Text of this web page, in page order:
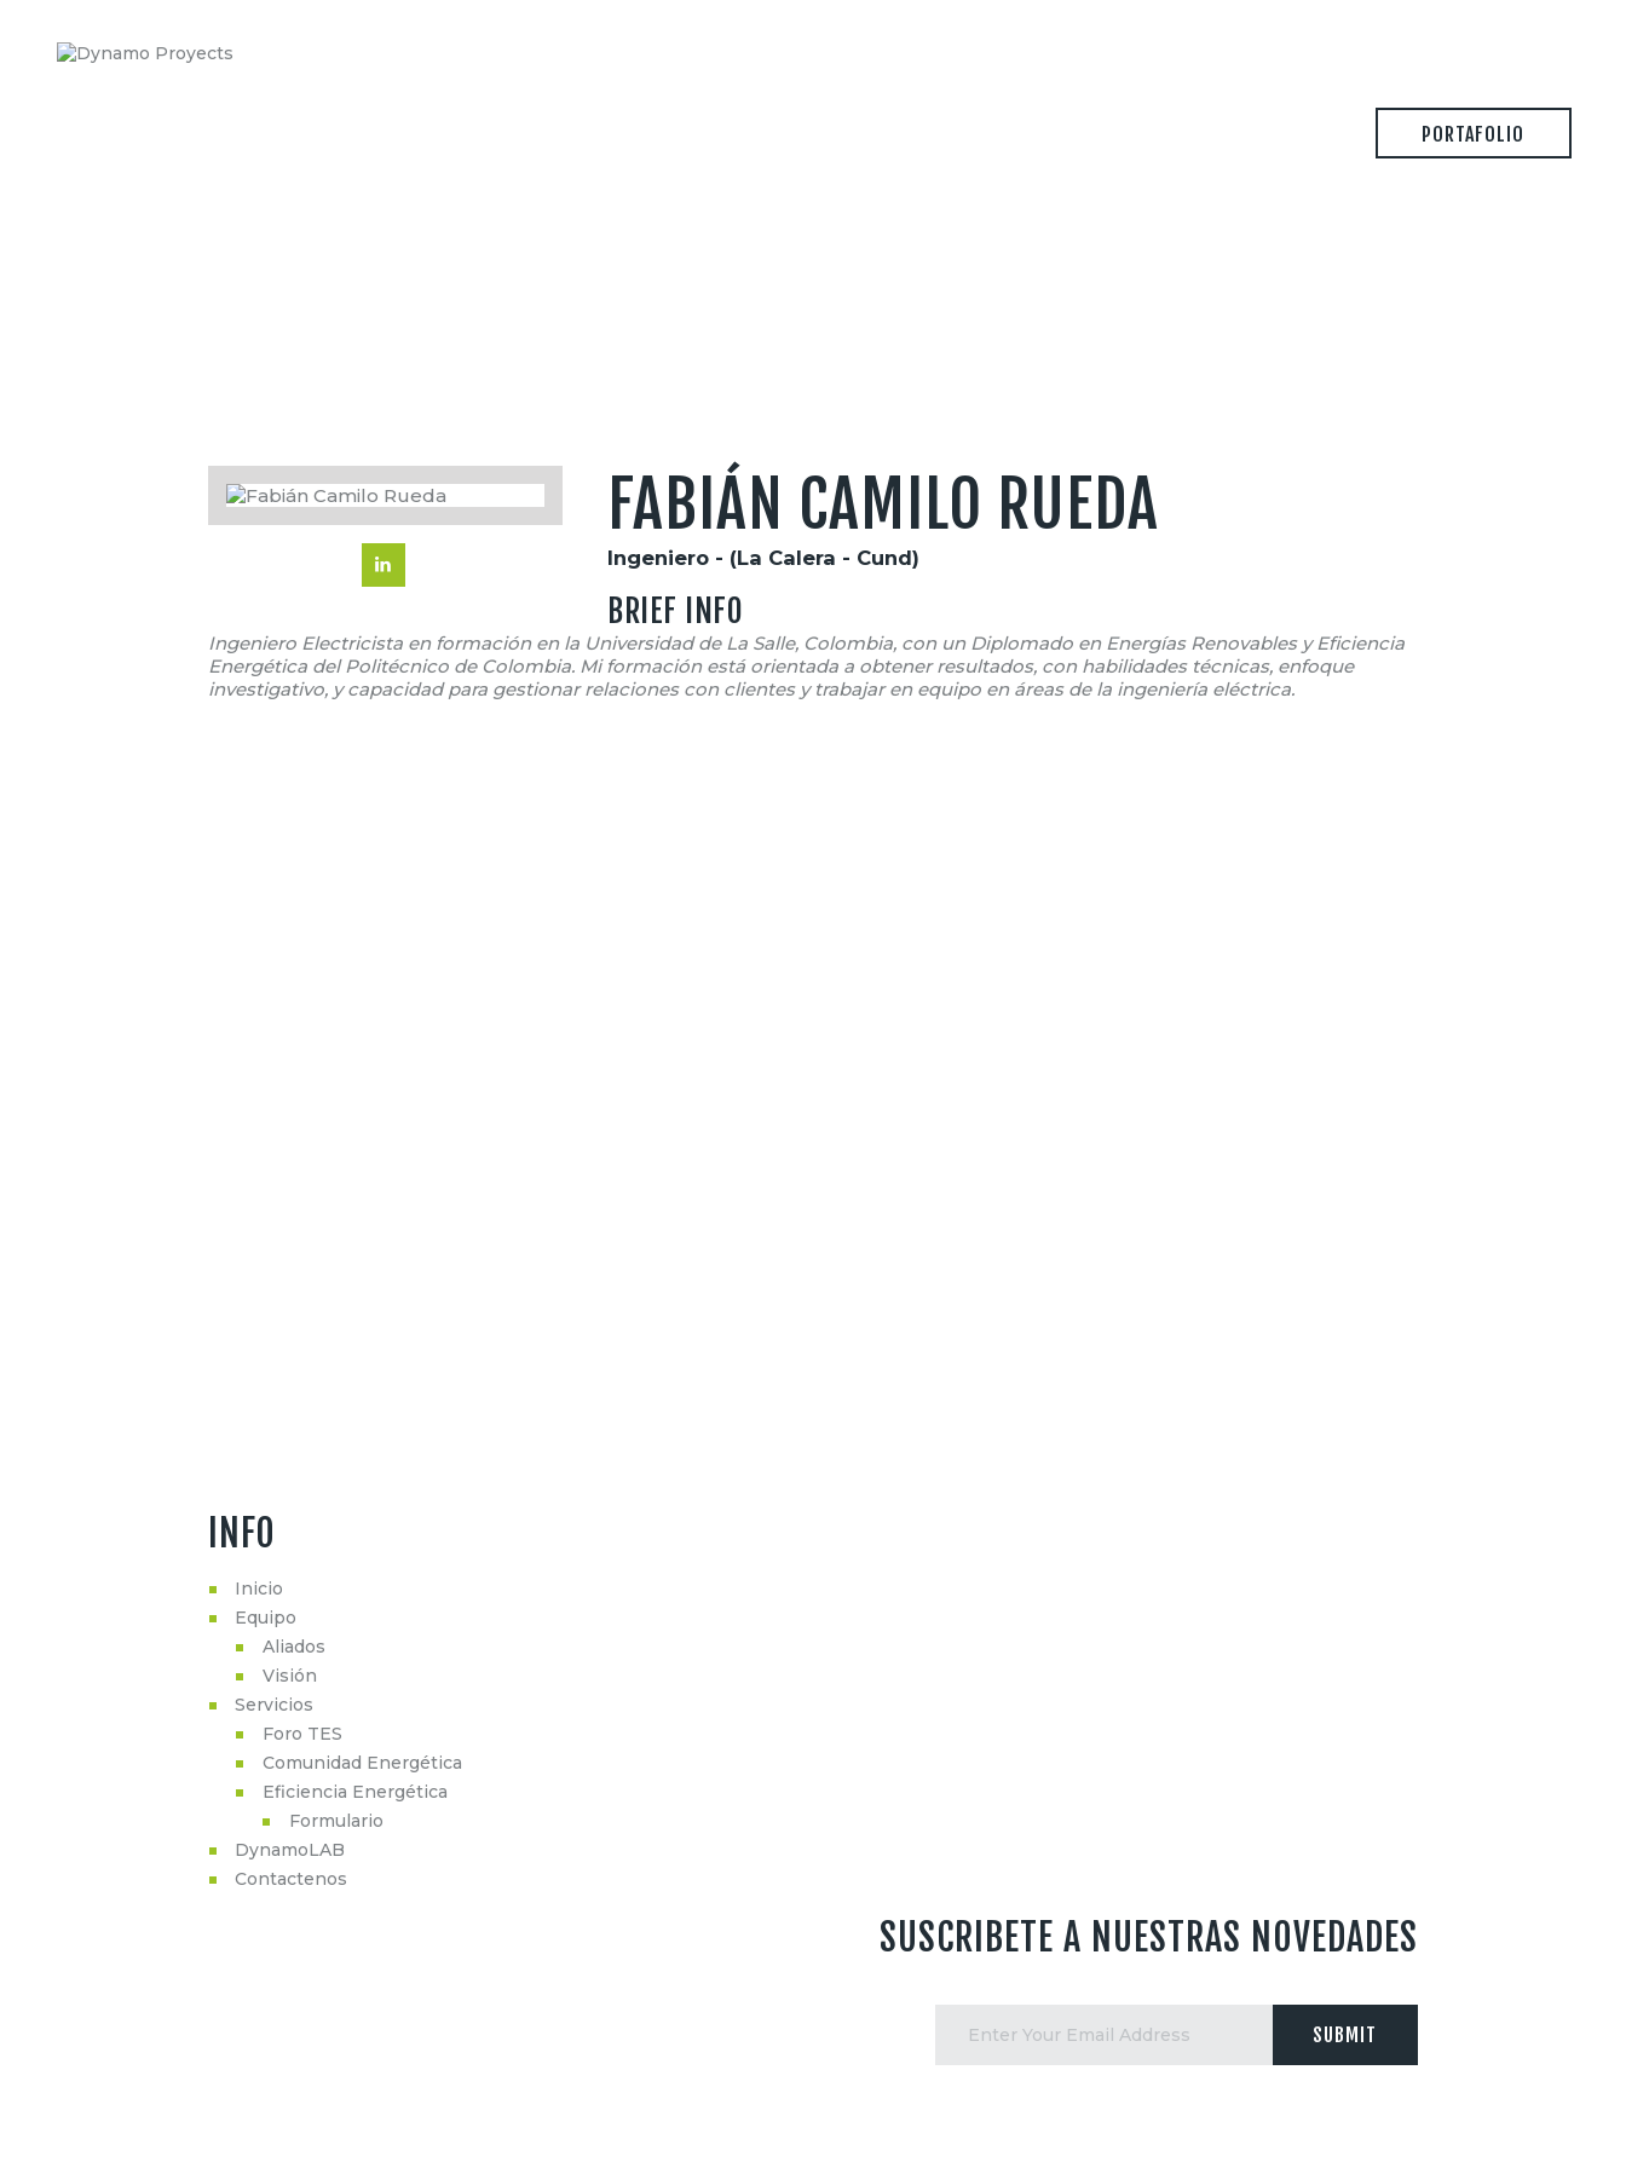
PORTAFOLIO
FABIÁN CAMILO RUEDA
Ingeniero - (La Calera - Cund)
BRIEF INFO
Ingeniero Electricista en formación en la Universidad de La Salle, Colombia, con un Diplomado en Energías Renovables y Eficiencia
Energética del Politécnico de Colombia. Mi formación está orientada a obtener resultados, con habilidades técnicas, enfoque
investigativo, y capacidad para gestionar relaciones con clientes y trabajar en equipo en áreas de la ingeniería eléctrica.
INFO
Inicio
Equipo
Aliados
Visión
Servicios
Foro TES
Comunidad Energética
Eficiencia Energética
Formulario
DynamoLAB
Contactenos
SUSCRIBETE A NUESTRAS NOVEDADES